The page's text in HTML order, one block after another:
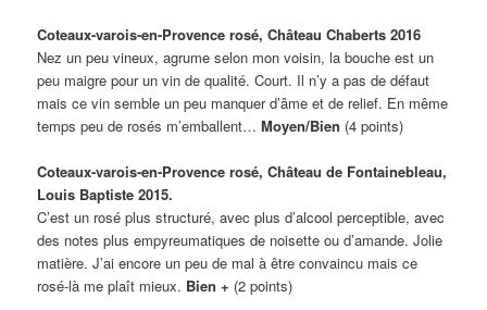
Coteaux-varois-en-Provence rosé, Château Chaberts 2016
Nez un peu vineux, agrume selon mon voisin, la bouche est un
peu maigre pour un vin de qualité. Court. Il n’y a pas de défaut
mais ce vin semble un peu manquer d’âme et de relief. En même
temps peu de rosés m’emballent…Moyen/Bien (4 points)
Coteaux-varois-en-Provence rosé, Château de Fontainebleau,
Louis Baptiste 2015.
C’est un rosé plus structuré, avec plus d’alcool perceptible, avec
des notes plus empyreumatiques de noisette ou d’amande. Jolie
matière. J’ai encore un peu de mal à être convaincu mais ce
rosé-là me plaît mieux. Bien + (2 points)